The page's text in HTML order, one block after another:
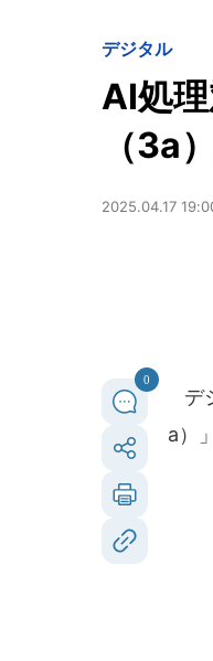
デジタル
AI処
（3a
2025.04.17
0
デ
a）